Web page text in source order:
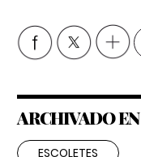
ARCHIVADO EN
ESCOLETES